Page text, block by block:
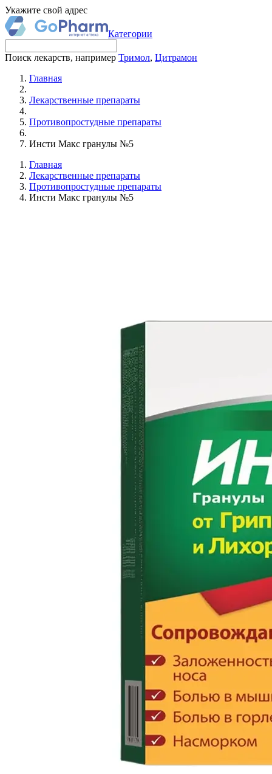
Укажите свой адрес
Категории
Поиск лекарств, например Тримол, Цитрамон
Главная
Лекарственные препараты
Противопростудные препараты
Инсти Макс гранулы №5
Главная
Лекарственные препараты
Противопростудные препараты
Инсти Макс гранулы №5